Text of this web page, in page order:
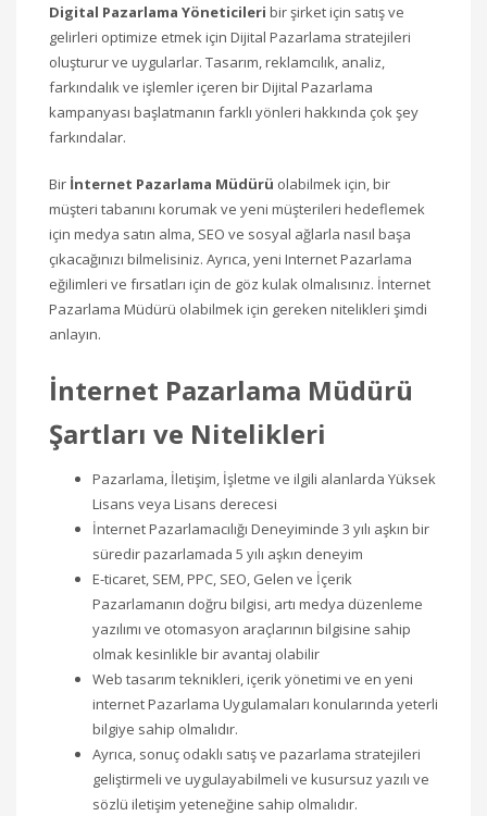
Digital Pazarlama Yöneticileri bir şirket için satış ve
gelirleri optimize etmek için Dijital Pazarlama stratejileri
oluşturur ve uygularlar. Tasarım, reklamcılık, analiz,
farkındalık ve işlemler içeren bir Dijital Pazarlama
kampanyası başlatmanın farklı yönleri hakkında çok şey
farkındalar.
Bir İnternet Pazarlama Müdürü olabilmek için, bir
müşteri tabanını korumak ve yeni müşterileri hedeflemek
için medya satın alma, SEO ve sosyal ağlarla nasıl başa
çıkacağınızı bilmelisiniz. Ayrıca, yeni Internet Pazarlama
eğilimleri ve fırsatları için de göz kulak olmalısınız. İnternet
Pazarlama Müdürü olabilmek için gereken nitelikleri şimdi
anlayın.
İnternet Pazarlama Müdürü
Şartları ve Nitelikleri
Pazarlama, İletişim, İşletme ve ilgili alanlarda Yüksek
Lisans veya Lisans derecesi
İnternet Pazarlamacılığı Deneyiminde 3 yılı aşkın bir
süredir pazarlamada 5 yılı aşkın deneyim
E-ticaret, SEM, PPC, SEO, Gelen ve İçerik
Pazarlamanın doğru bilgisi, artı medya düzenleme
yazılımı ve otomasyon araçlarının bilgisine sahip
olmak kesinlikle bir avantaj olabilir
Web tasarım teknikleri, içerik yönetimi ve en yeni
internet Pazarlama Uygulamaları konularında yeterli
bilgiye sahip olmalıdır.
Ayrıca, sonuç odaklı satış ve pazarlama stratejileri
geliştirmeli ve uygulayabilmeli ve kusursuz yazılı ve
sözlü iletişim yeteneğine sahip olmalıdır.